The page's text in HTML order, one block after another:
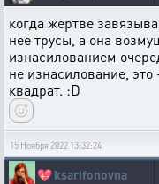
когда жертве
нее трусы, а она
изнасилованием
не изнасилование,
квадрат. :D
15 Ноября 2022 13:32:24
💖ksarifonovna